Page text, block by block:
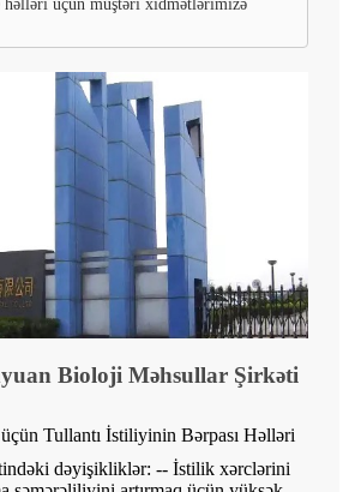
həlləri üçün müştəri xidmətlərimizə
Bioloji Məhsullar Şirkəti
Tullantı İstiliyinin Bərpası Həlləri
dəyişikliklər: -- İstilik xərclərini